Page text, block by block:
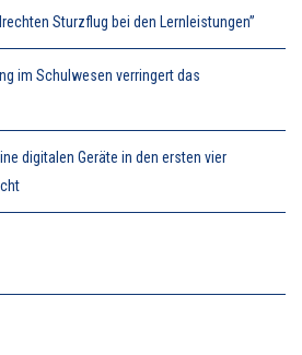
Sturzflug bei den Lernleistungen”
im Schulwesen verringert das
digitalen Geräte in den ersten vier